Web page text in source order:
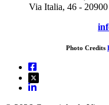
Via Italia, 46 -
Photo Credits